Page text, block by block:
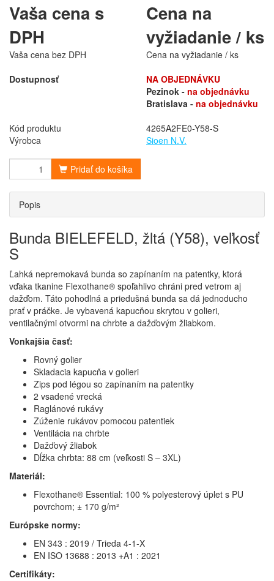
Vaša cena s
DPH
Cena na
vyžiadanie / ks
Vaša cena bez DPH
Cena na vyžiadanie / ks
Dostupnosť
NA OBJEDNÁVKU
Pezinok - na objednávku
Bratislava - na objednávku
Kód produktu
4265A2FE0-Y58-S
Výrobca
Sioen N.V.
Pridať do košíka
Popis
Bunda BIELEFELD, žltá (Y58), veľkosť
S
Ľahká nepremokavá bunda so zapínaním na patentky, ktorá
vďaka tkanine Flexothane® spoľahlivo chráni pred vetrom aj
dažďom. Táto pohodlná a priedušná bunda sa dá jednoducho
prať v práčke. Je vybavená kapucňou skrytou v golieri,
ventilačnými otvormi na chrbte a dažďovým žliabkom.
Vonkajšia časť:
Rovný golier
Skladacia kapucňa v golieri
Zips pod légou so zapínaním na patentky
2 vsadené vrecká
Raglánové rukávy
Zúženie rukávov pomocou patentiek
Ventilácia na chrbte
Dažďový žliabok
Dĺžka chrbta: 88 cm (veľkosti S – 3XL)
Materiál:
Flexothane® Essential: 100 % polyesterový úplet s PU
povrchom; ± 170 g/m²
Európske normy:
EN 343 : 2019 / Trieda 4-1-X
EN ISO 13688 : 2013 +A1 : 2021
Certifikáty: